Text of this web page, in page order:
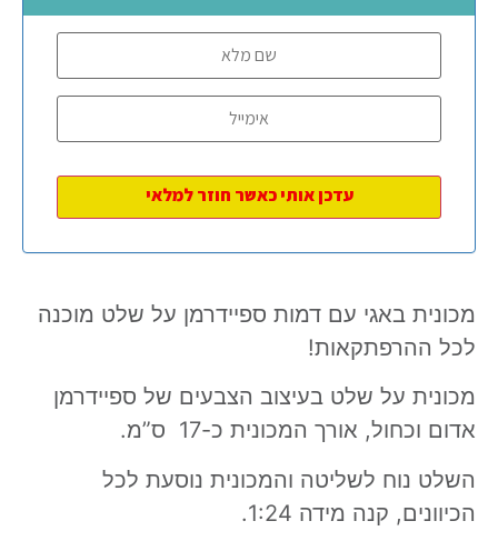
מכונית באגי עם דמות ספיידרמן על שלט מוכנה
לכל ההרפתקאות!
מכונית על שלט בעיצוב הצבעים של ספיידרמן
אדום וכחול, אורך המכונית כ-17 ס”מ.
השלט נוח לשליטה והמכונית נוסעת לכל
הכיוונים, קנה מידה 1:24.